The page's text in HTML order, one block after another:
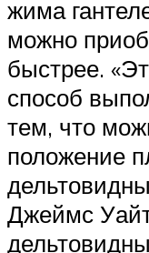
жима
можно
быстрее.
способ
тем, что
положение
Джеймс